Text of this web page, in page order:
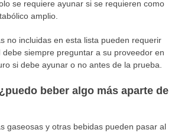
se requiere ayunar si se requieren como
amplio.
no incluidas en esta lista pueden requerir
siempre preguntar a su proveedor en
si debe ayunar o no antes de la prueba.
beber algo más aparte de
gaseosas y otras bebidas pueden pasar al